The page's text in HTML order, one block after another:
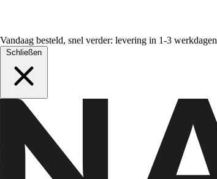
Vandaag besteld, snel verder: levering in 1-3 werkdagen
Schließen